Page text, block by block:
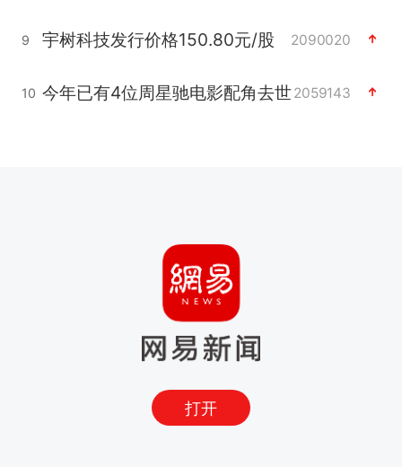
9 宇树科技发行价格150.80元/股 2090020
10 今年已有4位周星驰电影配角去世2059143
打开